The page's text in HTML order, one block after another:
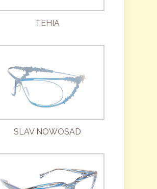
TEHIA
SLAV NOWOSAD